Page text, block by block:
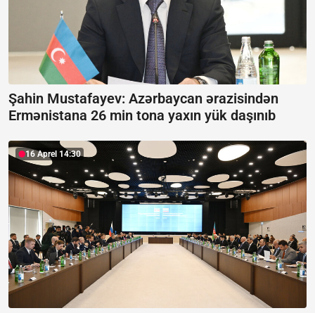
Şahin Mustafayev: Azərbaycan ərazisindən
Ermənistana 26 min tona yaxın yük daşınıb
16 Aprel 14:30